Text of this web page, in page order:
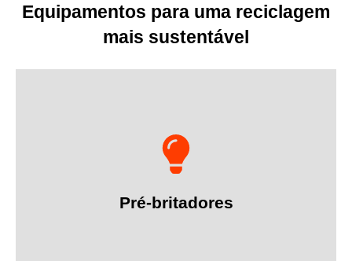
Equipamentos para uma reciclagem
mais sustentável
Pré-britadores
Máquinas utilizadas para a trituração e redução de
Mais informações